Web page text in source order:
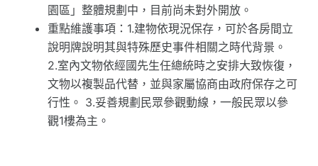
園區」整體規劃中，目前尚未對外開放。
重點維護事項：1.建物依現況保存，可於各房間立
說明牌說明其與特殊歷史事件相關之時代背景。
2.室內文物依經國先生任總統時之安排大致恢復，
文物以複製品代替，並與家屬協商由政府保存之可
行性。 3.妥善規劃民眾參觀動線，一般民眾以參
觀1樓為主。